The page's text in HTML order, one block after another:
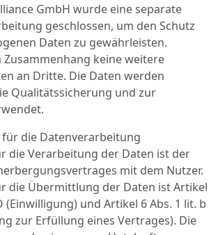
GmbH wurde eine separate
geschlossen, um den Schutz
Daten zu gewährleisten.
Zusammenhang keine weitere
an Dritte. Die Daten werden
Qualitätssicherung und zur
die Datenverarbeitung
die Verarbeitung der Daten ist der
mit dem Nutzer.
die Übermittlung der Daten ist Artikel
(Einwilligung) und Artikel 6 Abs. 1 lit. b
zur Erfüllung eines Vertrages). Die